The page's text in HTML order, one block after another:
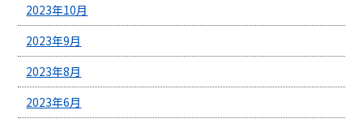
2023年10月
2023年9月
2023年8月
2023年6月